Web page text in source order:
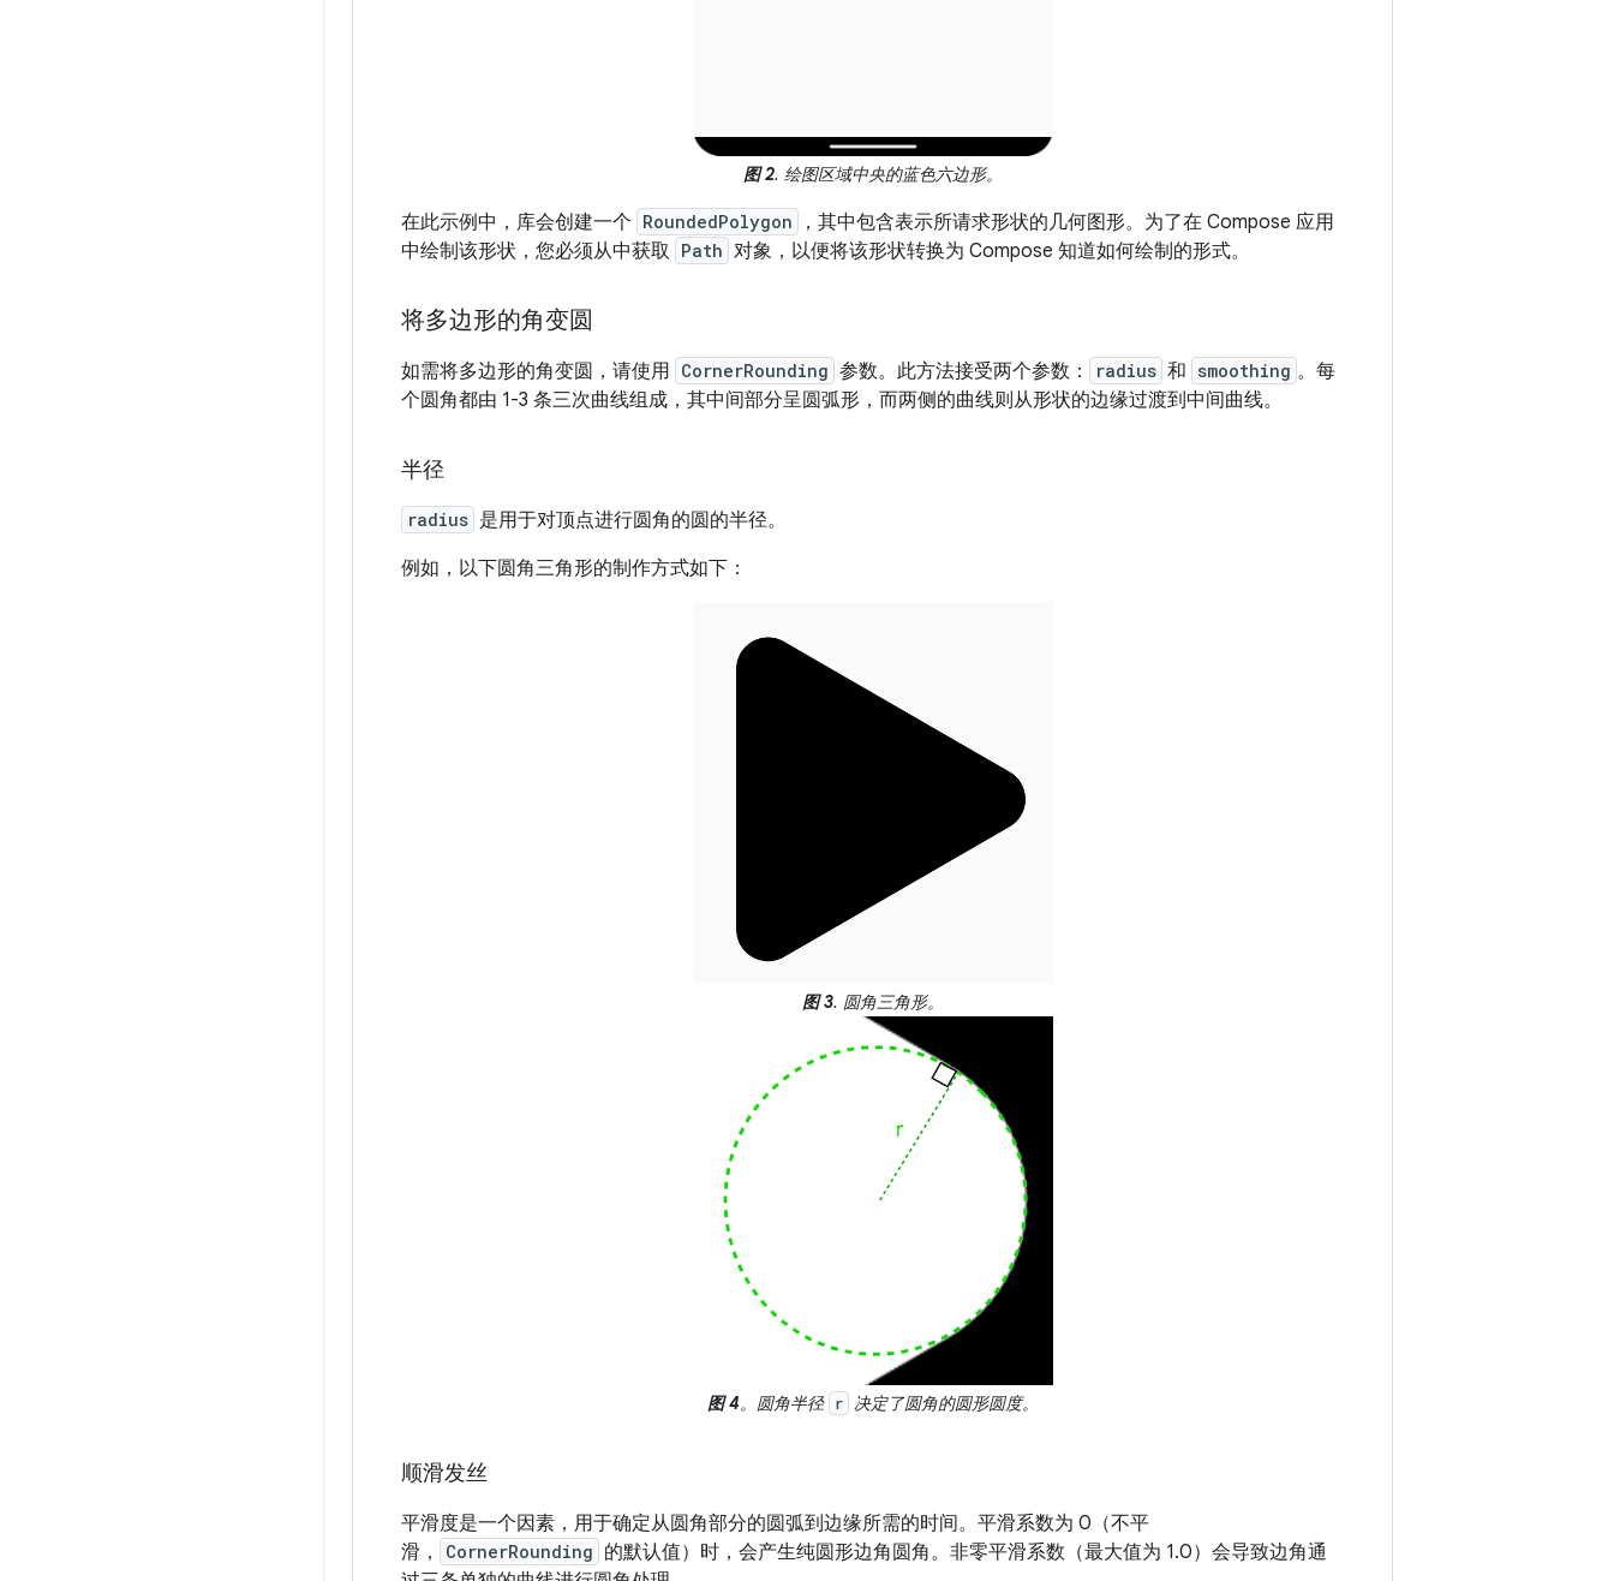
图 2. 绘图区域中央的蓝色六边形。
在此示例中，库会创建一个 RoundedPolygon
，其中包含表示所请求形状的几何图形。为了在 Compose 应用
中绘制该形状，您必须从中获取
Path 对象，以便将该形状转换为 Compose 知道如何绘制的形式。
将多边形的角变圆
如需将多边形的角变圆，请使用 CornerRounding 参数。此方法接受两个参数： radius 和 smoothing 。每
个圆角都由 1-3 条三次曲线组成，其中间部分呈圆弧形，而两侧的曲线则从形状的边缘过渡到中间曲线。
半径
radius 是用于对顶点进行圆角的圆的半径。
例如，以下圆角三角形的制作方式如下：
图 3. 圆角三角形。
图 4。圆角半径 r 决定了圆角的圆形圆度。
顺滑发丝
平滑度是一个因素，用于确定从圆角部分的圆弧到边缘所需的时间。平滑系数为 0（不平
滑，
CornerRounding 的默认值）时，会产生纯圆形边角圆角。非零平滑系数（最大值为 1.0）会导致边角通